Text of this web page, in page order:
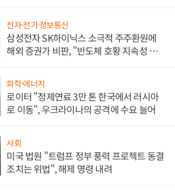
전자·전기·정보통신
삼성전자 SK하이닉스 소극적 주주환원에
해외 증권가 비판, "반도체 호황 지속성 의
화학·에너지
로이터 "정제연료 3만 톤 한국에서 러시아
로 이동", 우크라이나의 공격에 수요 늘어
사회
미국 법원 "트럼프 정부 풍력 프로젝트 동결
조치는 위법", 해제 명령 내려